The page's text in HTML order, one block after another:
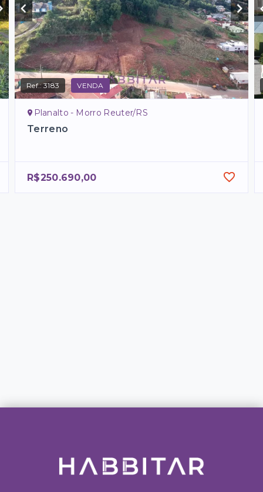
Ref.:3183 VENDA
Planalto - Morro Reuter/RS
Terreno
R$250.690,00